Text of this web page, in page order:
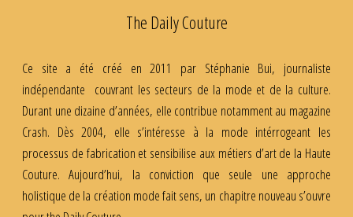
The Daily Couture
Ce site a été créé en 2011 par Stéphanie Bui, journaliste
indépendante couvrant les secteurs de la mode et de la culture.
Durant une dizaine d’années, elle contribue notamment au magazine
Crash. Dès 2004, elle s’intéresse à la mode intérrogeant les
processus de fabrication et sensibilise aux métiers d’art de la Haute
Couture. Aujourd’hui, la conviction que seule une approche
holistique de la création mode fait sens, un chapitre nouveau s’ouvre